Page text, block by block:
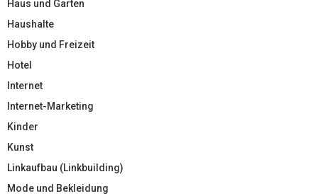
Haus und Garten
Haushalte
Hobby und Freizeit
Hotel
Internet
Internet-Marketing
Kinder
Kunst
Linkaufbau (Linkbuilding)
Mode und Bekleidung